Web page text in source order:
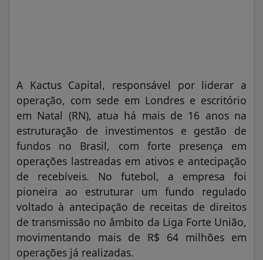
A Kactus Capital, responsável por liderar a
operação, com sede em Londres e escritório
em Natal (RN), atua há mais de 16 anos na
estruturação de investimentos e gestão de
fundos no Brasil, com forte presença em
operações lastreadas em ativos e antecipação
de recebíveis. No futebol, a empresa foi
pioneira ao estruturar um fundo regulado
voltado à antecipação de receitas de direitos
de transmissão no âmbito da Liga Forte União,
movimentando mais de R$ 64 milhões em
operações já realizadas.